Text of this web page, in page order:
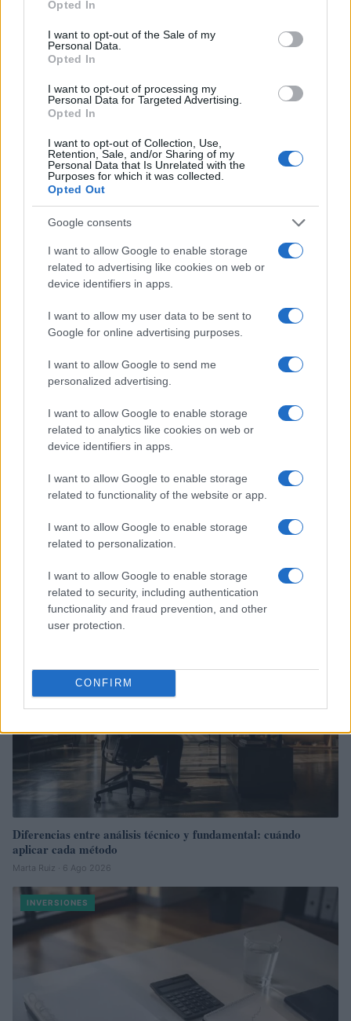
use your data for below specified purposes in below Google
consent section.
Opted In
I want to opt-out of the Sale of my
Personal Data.
Opted In
I want to opt-out of processing my
Personal Data for Targeted Advertising.
Opted In
I want to opt-out of Collection, Use,
Retention, Sale, and/or Sharing of my
Personal Data that Is Unrelated with the
Purposes for which it was collected.
Opted Out
Google consents
I want to allow Google to enable storage
related to advertising like cookies on web or
device identifiers in apps.
I want to allow my user data to be sent to
Google for online advertising purposes.
I want to allow Google to send me
personalized advertising.
I want to allow Google to enable storage
related to analytics like cookies on web or
device identifiers in apps.
I want to allow Google to enable storage
related to functionality of the website or app.
I want to allow Google to enable storage
related to personalization.
I want to allow Google to enable storage
related to security, including authentication
functionality and fraud prevention, and other
user protection.
CONFIRM
Sigue leyendo
INVERSIONES
Guía para evaluar RWA: custodios, oráculos, liquidez y riesgo
Marta Ruiz · 6 Ago 2026
INVERSIONES
Diferencias entre análisis técnico y fundamental: cuándo
aplicar cada método
Marta Ruiz · 6 Ago 2026
INVERSIONES